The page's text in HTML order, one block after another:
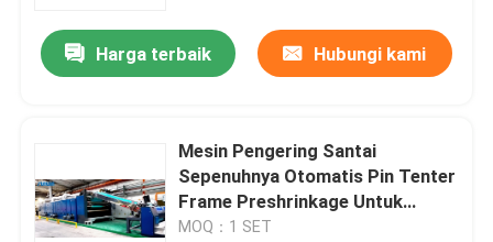
Harga terbaik Hubungi kami
Mesin Pengering Santai
Sepenuhnya Otomatis Pin Tenter
Frame Preshrinkage Untuk
Merajut Kain
MOQ：1 SET